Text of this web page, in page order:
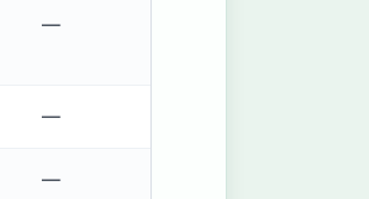
—
—
—